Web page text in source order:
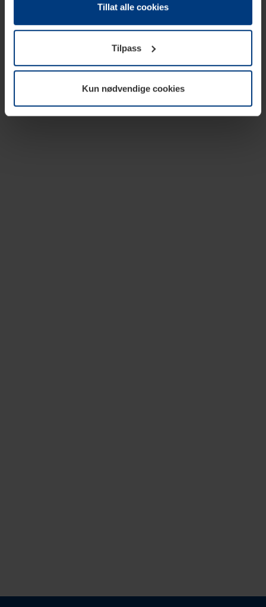
datamaskin, hvis disse er absolutt nødvendig for drift av
trenger vi din tillatelse. Du kan når som helst endre eller
tilbakekalle ditt samtykke i forklaringen av
informasjonskapselen på sidenPersonvernerklæringpå
Tillat alle cookies
Tilpass
Kun nødvendige cookies